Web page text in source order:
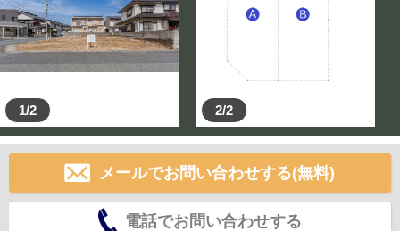
1/2 2/2
メールでお問い合わせする(無料)
電話でお問い合わせする